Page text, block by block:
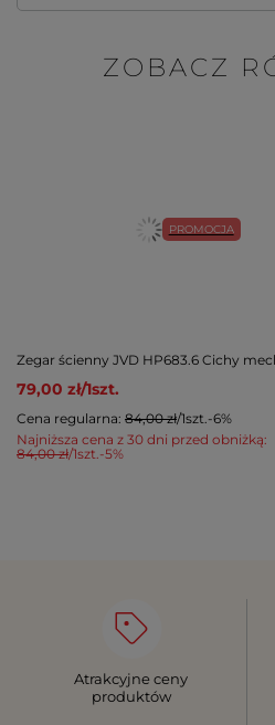
ZOBACZ
PROMOCJA
Zegar ścienny JVD HP683.6 Cichy
79,00 zł/1szt.
Najniższa cena z 30 dni przed obniżką:
84,00 zł/1szt.-5%
Cena regularna: 84,00 zł/1szt.-6%
Atrakcyjne ceny
produktów